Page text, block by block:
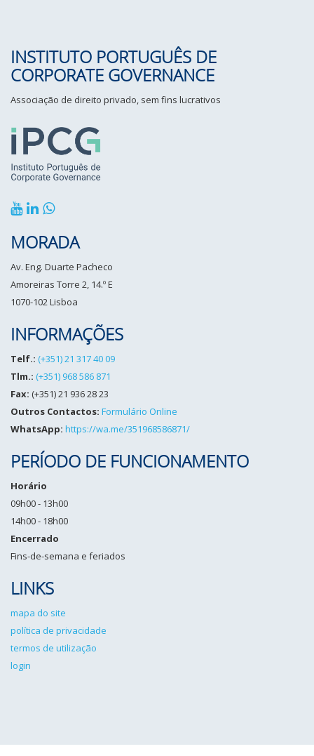
INSTITUTO PORTUGUÊS DE
CORPORATE GOVERNANCE
Associação de direito privado, sem fins lucrativos
MORADA
Av. Eng. Duarte Pacheco
Amoreiras Torre 2, 14.º E
1070-102 Lisboa
INFORMAÇÕES
Telf.: (+351) 21 317 40 09
Tlm.: (+351) 968 586 871
Fax: (+351) 21 936 28 23
Outros Contactos: Formulário Online
WhatsApp: https://wa.me/351968586871/
PERÍODO DE FUNCIONAMENTO
Horário
09h00 - 13h00
14h00 - 18h00
Encerrado
Fins-de-semana e feriados
LINKS
mapa do site
política de privacidade
termos de utilização
login